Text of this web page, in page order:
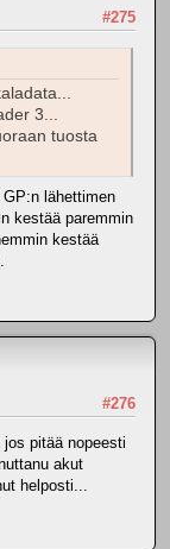
#275
3...
tuosta
lähettimen
kestää paremmin
kestää
#276
pitää nopeesti
akut
helposti...